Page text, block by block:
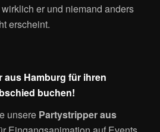
er und niemand anders
erscheint.
aus Hamburg für ihren
buchen!
unsere Partystripper aus